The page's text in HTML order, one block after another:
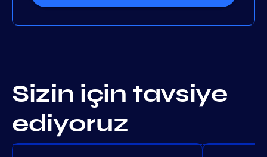
Sizin için tavsiye
ediyoruz